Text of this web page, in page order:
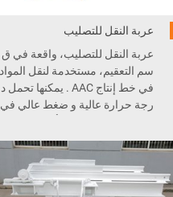
عربة النقل للتصليب
عربة النقل للتصليب، واقعة في ق
سم التعقيم، مستخدمة لنقل المواد
في خط إنتاج AAC . يمكنها تحمل د
رجة حرارة عالية و ضغط عالي في